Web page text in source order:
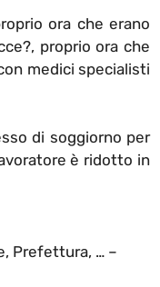
ora che erano
proprio ora che
medici specialisti
di soggiorno per
è ridotto in
Prefettura, … –